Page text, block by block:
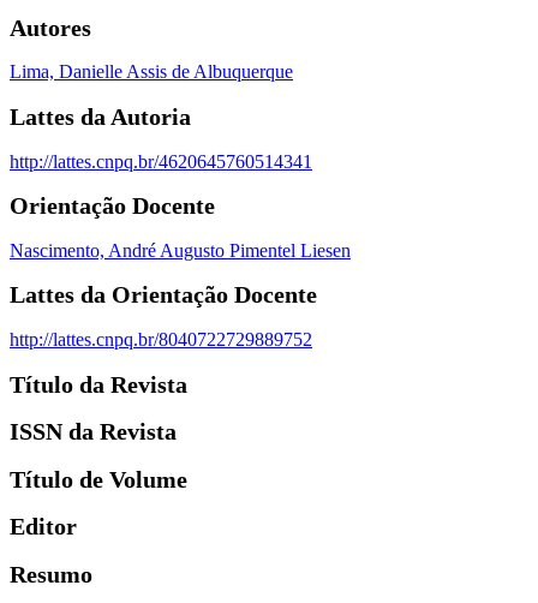
Autores
Lima, Danielle Assis de Albuquerque
Lattes da Autoria
http://lattes.cnpq.br/4620645760514341
Orientação Docente
Nascimento, André Augusto Pimentel Liesen
Lattes da Orientação Docente
http://lattes.cnpq.br/8040722729889752
Título da Revista
ISSN da Revista
Título de Volume
Editor
Resumo